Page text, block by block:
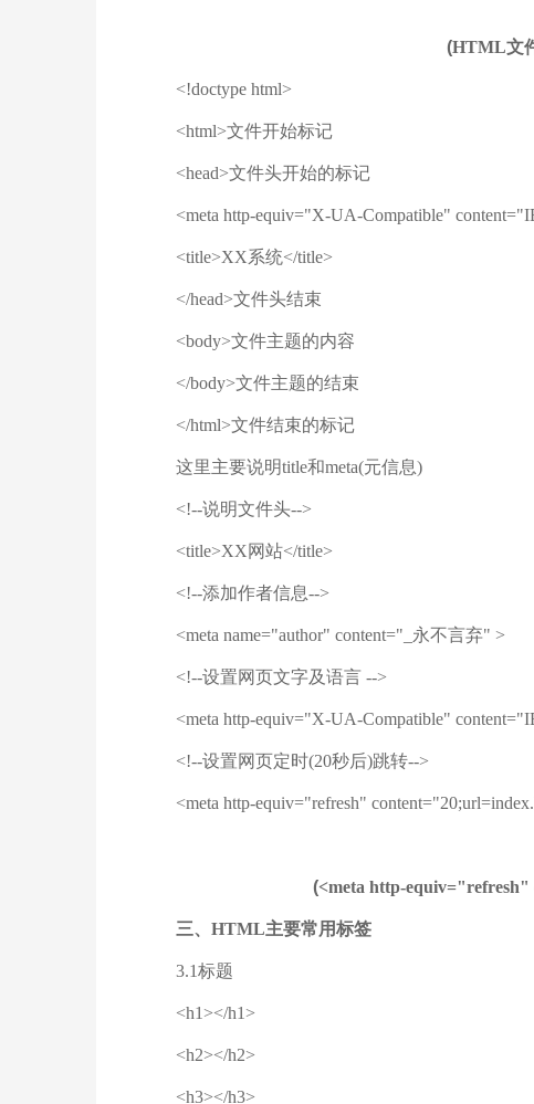
(HTML文
<!doctype html>
<html>文件开始标记
<head>文件头开始的标记
<meta http-equiv="X-UA-Compatible"
<title>XX系统</title>
</head>文件头结束
<body>文件主题的内容
</body>文件主题的结束
</html>文件结束的标记
这里主要说明title和meta(元信息)
<!--说明文件头-->
<title>XX网站</title>
<!--添加作者信息-->
<meta name="author" content="_永不言弃" >
<!--设置网页文字及语言 -->
<meta http-equiv="X-UA-Compatible"
<!--设置网页定时(20秒后)跳转-->
<meta http-equiv="refresh"
(<meta http-
三、HTML主要常用标签
3.1标题
<h1></h1>
<h2></h2>
<h3></h3>